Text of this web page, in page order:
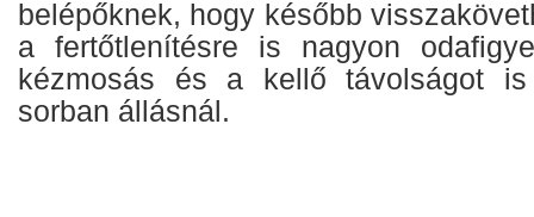
belépőknek, hogy később
a fertőtlenítésre is nagyon
kézmosás és a kellő távolságot
sorban állásnál.